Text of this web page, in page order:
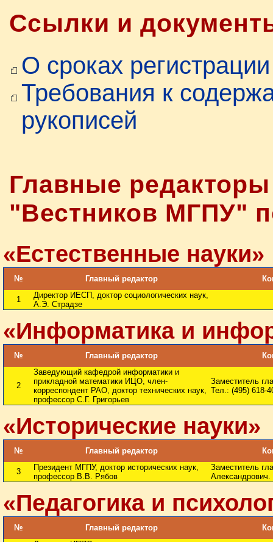
Ссылки и
О сроках
Требования к
рукописей
Главные
"Вестников МГПУ"
«Естественные науки»
№ Главный редактор
1
Директор ИЕСП, доктор социологических наук,
А.Э. Страдзе
«Информатика и
№ Главный редактор
2
Заведующий кафедрой информатики и
прикладной математики ИЦО, член-
корреспондент РАО, доктор технических наук,
профессор С.Г. Григорьев
Заместитель
Тел.: (495) 618-
«Исторические науки»
№ Главный редактор
3
Президент МГПУ, доктор исторических наук,
профессор В.В. Рябов
Заместитель
«Педагогика и
№ Главный редактор